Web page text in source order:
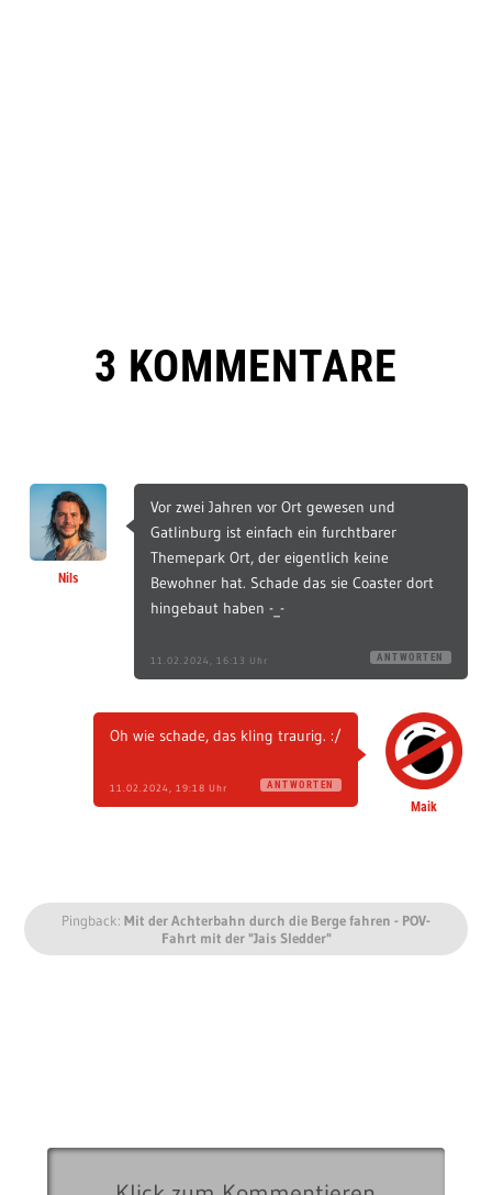
3 KOMMENTARE
Nils
Vor zwei Jahren vor Ort gewesen und
Gatlinburg ist einfach ein furchtbarer
Themepark Ort, der eigentlich keine
Bewohner hat. Schade das sie Coaster dort
hingebaut haben -_-
11.02.2024, 16:13 Uhr ANTWORTEN
Maik
Oh wie schade, das kling traurig. :/
11.02.2024, 19:18 Uhr ANTWORTEN
Pingback: Mit der Achterbahn durch die Berge fahren - POV-
Fahrt mit der "Jais Sledder"